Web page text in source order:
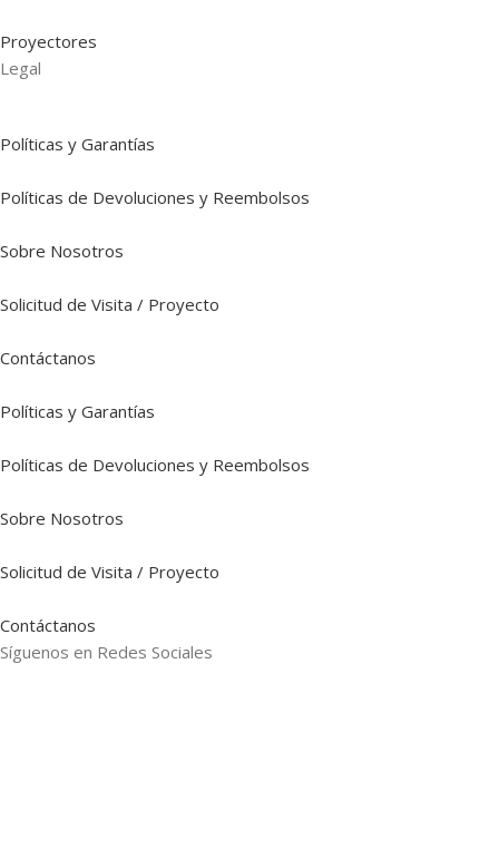
Proyectores
Legal
Políticas y Garantías
Políticas de Devoluciones y Reembolsos
Sobre Nosotros
Solicitud de Visita / Proyecto
Contáctanos
Políticas y Garantías
Políticas de Devoluciones y Reembolsos
Sobre Nosotros
Solicitud de Visita / Proyecto
Contáctanos
Síguenos en Redes Sociales